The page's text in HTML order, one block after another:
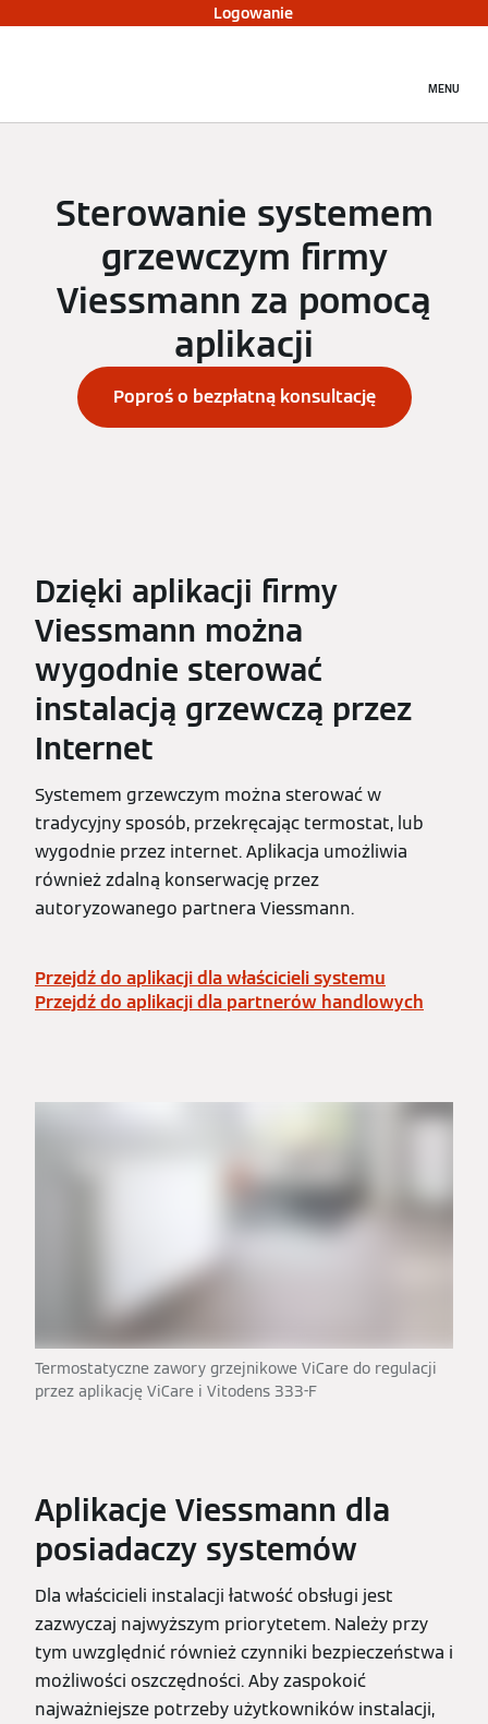
Logowanie
MENU
Sterowanie systemem
grzewczym firmy
Viessmann za pomocą
aplikacji
Poproś o bezpłatną konsultację
Dzięki aplikacji firmy
Viessmann można
wygodnie sterować
instalacją grzewczą przez
Internet
Systemem grzewczym można sterować w
tradycyjny sposób, przekręcając termostat, lub
wygodnie przez internet. Aplikacja umożliwia
również zdalną konserwację przez
autoryzowanego partnera Viessmann.
Przejdź do aplikacji dla właścicieli systemu
Przejdź do aplikacji dla partnerów handlowych
Termostatyczne zawory grzejnikowe ViCare do regulacji
przez aplikację ViCare i Vitodens 333-F
Aplikacje Viessmann dla
posiadaczy systemów
Dla właścicieli instalacji łatwość obsługi jest
zazwyczaj najwyższym priorytetem. Należy przy
tym uwzględnić również czynniki bezpieczeństwa i
możliwości oszczędności. Aby zaspokoić
najważniejsze potrzeby użytkowników instalacji,